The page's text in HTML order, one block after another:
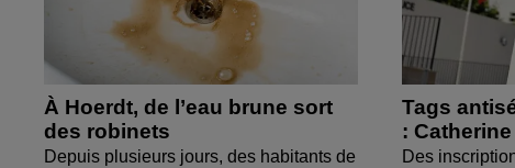
À Hoerdt, de l’eau brune sort
des robinets
Depuis plusieurs jours, des habitants de
Tags
:
Des